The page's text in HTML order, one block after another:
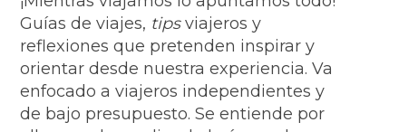
Guías de viajes, tipsviajeros y
reflexiones que pretenden inspirar y
orientar desde nuestra experiencia. Va
enfocado a viajeros independientes y
de bajo presupuesto. Se entiende por